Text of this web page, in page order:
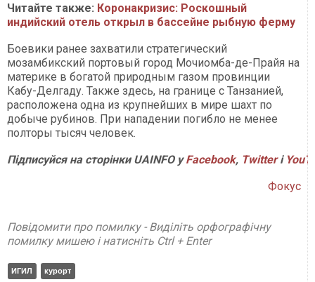
Читайте также: Коронакризис: Роскошный
индийский отель открыл в бассейне рыбную ферму
Боевики ранее захватили стратегический
мозамбикский портовый город Мочиомба-де-Прайя на
материке в богатой природным газом провинции
Кабу-Делгаду. Также здесь, на границе с Танзанией,
расположена одна из крупнейших в мире шахт по
добыче рубинов. При нападении погибло не менее
полторы тысяч человек.
Підписуйся на сторінки UAINFO уFacebook, Twitterі
Фокус
Повідомити про помилку - Виділіть орфографічну
помилку мишею і натисніть Ctrl + Enter
ИГИЛ курорт